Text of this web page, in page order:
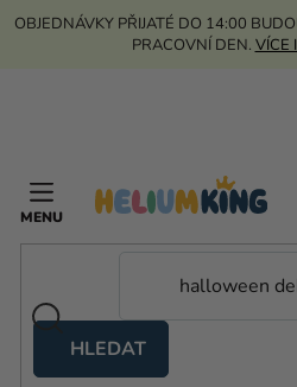
Přejít
OBJEDNÁVKY PŘIJATÉ DO 14:00
PRACOVNÍ DEN. VÍCE
HLEDAT